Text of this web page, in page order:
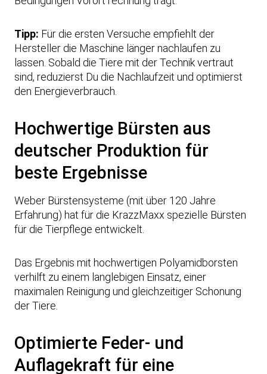
e
m
m
e
r
e
t
s
p
e
r
e
n
Tipp: Für die ersten Versuche empfiehlt der
Hersteller die Maschine länger nachlaufen zu
lassen. Sobald die Tiere mit der Technik vertraut
sind, reduzierst Du die Nachlaufzeit und optimierst
den Energieverbrauch.
Hochwertige Bürsten aus
deutscher Produktion für
beste Ergebnisse
Weber Bürstensysteme (mit über 120 Jahre
Erfahrung) hat für die KrazzMaxx spezielle Bürsten
für die Tierpflege entwickelt.
Das Ergebnis mit hochwertigen Polyamidborsten
verhilft zu einem langlebigen Einsatz, einer
maximalen Reinigung und gleichzeitiger Schonung
der Tiere.
Optimierte Feder- und
Auflagekraft für eine